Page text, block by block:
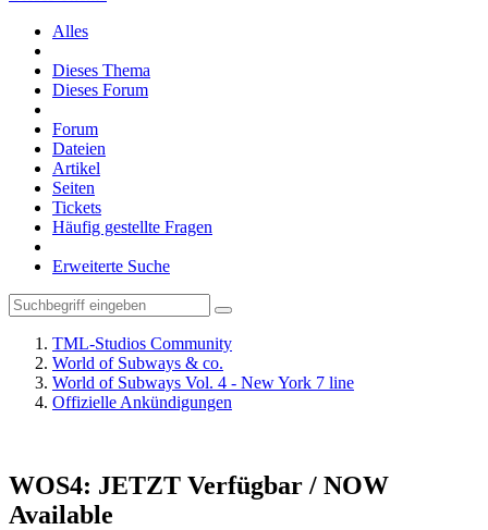
Alles
Dieses Thema
Dieses Forum
Forum
Dateien
Artikel
Seiten
Tickets
Häufig gestellte Fragen
Erweiterte Suche
TML-Studios Community
World of Subways & co.
World of Subways Vol. 4 - New York 7 line
Offizielle Ankündigungen
WOS4: JETZT Verfügbar / NOW
Available